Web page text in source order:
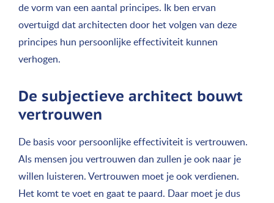
de vorm van een aantal principes. Ik ben ervan
overtuigd dat architecten door het volgen van deze
principes hun persoonlijke effectiviteit kunnen
verhogen.
De subjectieve architect bouwt
vertrouwen
De basis voor persoonlijke effectiviteit is vertrouwen.
Als mensen jou vertrouwen dan zullen je ook naar je
willen luisteren. Vertrouwen moet je ook verdienen.
Het komt te voet en gaat te paard. Daar moet je dus